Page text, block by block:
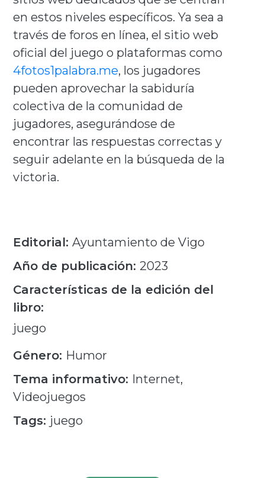
en estos niveles específicos. Ya sea a
través de foros en línea, el sitio web
oficial del juego o plataformas como
4fotos1palabra.me, los jugadores
pueden aprovechar la sabiduría
colectiva de la comunidad de
jugadores, asegurándose de
encontrar las respuestas correctas y
seguir adelante en la búsqueda de la
victoria.
Editorial:Ayuntamiento de Vigo
Año de publicación: 2023
Características de la edición del
libro:
juego
Género: Humor
Tema informativo: Internet,
Videojuegos
Tags: juego